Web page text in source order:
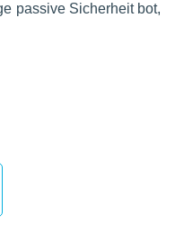
passive Sicherheit bot,